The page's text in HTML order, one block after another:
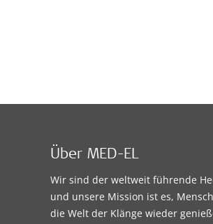
Über MED-EL
Wir sind der weltweit führende
und unsere Mission ist es,
die Welt der Klänge wieder